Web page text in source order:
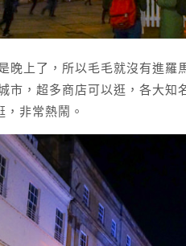
晚上了，所以毛毛就沒有進
市，超多商店可以逛，各大知
非常熱鬧。